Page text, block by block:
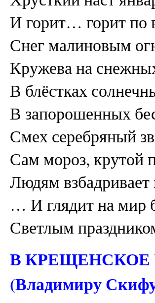
И горит… горит по
Снег малиновым
Кружева на
В блёстках
В запорошенных
Смех серебряный
Сам мороз, крутой
Людям взбадривает
… И глядит на мир
Светлым
В КРЕЩЕНСКОЕ
(Владимиру